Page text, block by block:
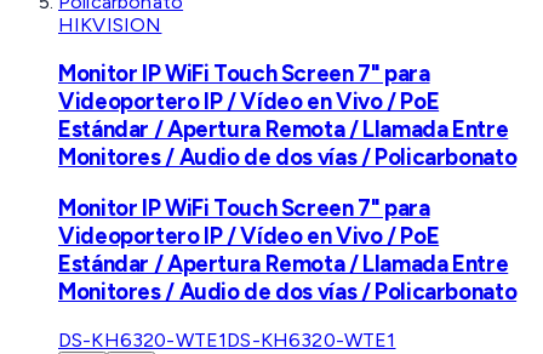
HIKVISION
Monitor IP WiFi Touch Screen 7" para
Videoportero IP / Vídeo en Vivo / PoE
Estándar / Apertura Remota / Llamada Entre
Monitores / Audio de dos vías / Policarbonato
Monitor IP WiFi Touch Screen 7" para
Videoportero IP / Vídeo en Vivo / PoE
Estándar / Apertura Remota / Llamada Entre
Monitores / Audio de dos vías / Policarbonato
DS-KH6320-WTE1DS-KH6320-WTE1